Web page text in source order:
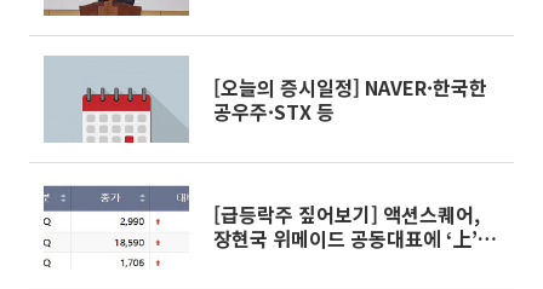
[오늘의 증시일정] NAVER·한국한
공우주·STX 등
[급등락주 짚어보기] 액션스퀘어,
장현국 위메이드 공동대표에 ‘上’…